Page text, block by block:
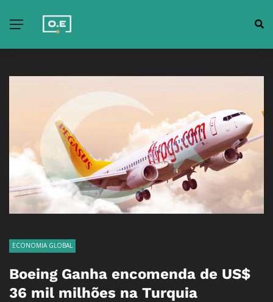
ECONOMIA GLOBAL
Boeing Ganha encomenda de US$
36 mil milhões na Turquia